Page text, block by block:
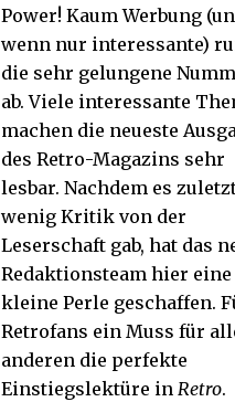
Power! Kaum Werbung
wenn nur interessante)
die sehr gelungene
ab. Viele interessante
machen die neueste
des Retro-Magazins sehr
lesbar. Nachdem es
wenig Kritik von der
Leserschaft gab, hat das
Redaktionsteam hier eine
kleine Perle geschaffen.
Retrofans ein Muss für
anderen die perfekte
Einstiegslektüre in Retro.